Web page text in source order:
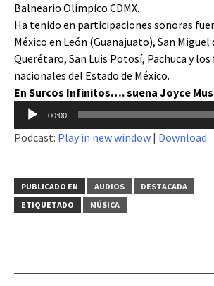
Balneario Olímpico CDMX.
Ha tenido en participaciones sonoras
México en León (Guanajuato), San Miguel
Querétaro, San Luis Potosí, Pachuca y
nacionales del Estado de México.
En Surcos Infinitos…. suena Joyce
Reproductor
de
audio
00:00
Podcast: Play in new window | Download
PUBLICADO EN AUDIOS
DESTACADA
ETIQUETADO
MÚSICA